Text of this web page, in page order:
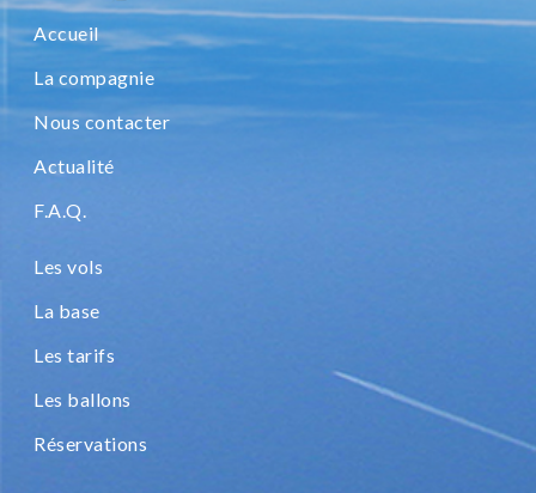
Accueil
La compagnie
Nous contacter
Actualité
F.A.Q.
Les vols
La base
Les tarifs
Les ballons
Réservations